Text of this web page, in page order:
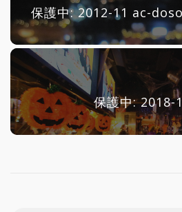
保護中: 2012-11 ac-
保護中: